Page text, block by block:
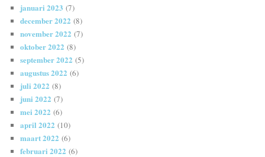
januari 2023 (7)
december 2022 (8)
november 2022 (7)
oktober 2022 (8)
september 2022 (5)
augustus 2022 (6)
juli 2022 (8)
juni 2022 (7)
mei 2022 (6)
april 2022 (10)
maart 2022 (6)
februari 2022 (6)